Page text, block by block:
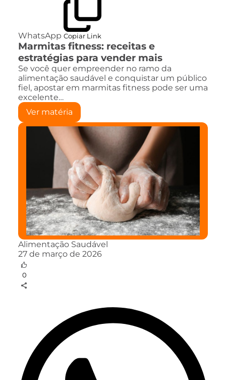
WhatsApp Copiar Link
Marmitas fitness: receitas e
estratégias para vender mais
Se você quer empreender no ramo da
alimentação saudável e conquistar um público
fiel, apostar em marmitas fitness pode ser uma
excelente…
Ver matéria
Alimentação Saudável
27 de março de 2026
0